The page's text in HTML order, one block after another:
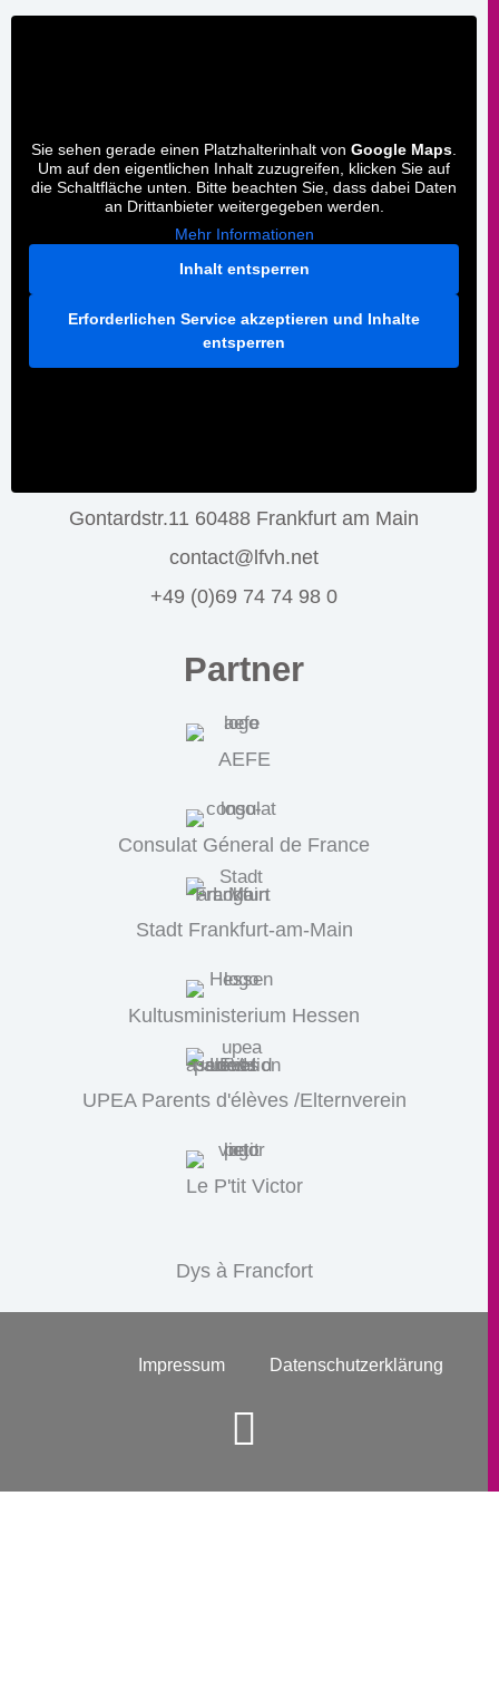
Sie sehen gerade einen Platzhalterinhalt von Google Maps
Um auf den eigentlichen Inhalt zuzugreifen, klicken Sie auf
die Schaltfläche unten. Bitte beachten Sie, dass dabei Daten
an Drittanbieter weitergegeben werden.
Mehr Informationen
Inhalt entsperren
Erforderlichen Service akzeptieren und Inhalte
entsperren
Gontardstr.11 60488 Frankfurt am Main
contact@lfvh.net
+49 (0)69 74 74 98 0
Partner
AEFE
Consulat Géneral de France
Stadt Frankfurt-am-Main
Kultusministerium Hessen
UPEA Parents d'élèves /Elternverein
Le P'tit Victor
Dys à Francfort
Impressum Datenschutzerklärung